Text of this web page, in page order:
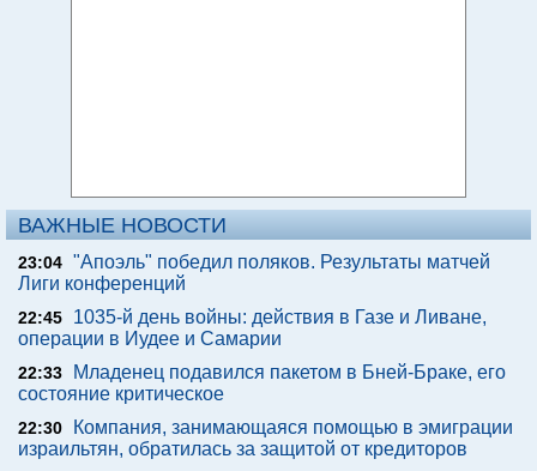
ВАЖНЫЕ НОВОСТИ
23:04 "Апоэль" победил поляков. Результаты матчей
Лиги конференций
22:45
1035-й день войны: действия в Газе и Ливане,
операции в Иудее и Самарии
22:33
Младенец подавился пакетом в Бней-Браке, его
состояние критическое
22:30
Компания, занимающаяся помощью в эмиграции
израильтян, обратилась за защитой от кредиторов